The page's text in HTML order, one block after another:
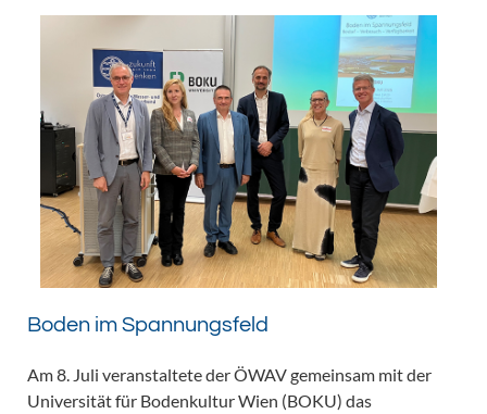
Boden im Spannungsfeld
Am 8. Juli veranstaltete der ÖWAV gemeinsam mit der
Universität für Bodenkultur Wien (BOKU) das